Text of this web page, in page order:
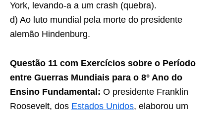
York, levando-a a um crash (quebra).
d) Ao luto mundial pela morte do presidente
alemão Hindenburg.
Questão 11 com Exercícios sobre o Período
entre Guerras Mundiais para o 8° Ano do
Ensino Fundamental: O presidente Franklin
Roosevelt, dos Estados Unidos, elaborou um